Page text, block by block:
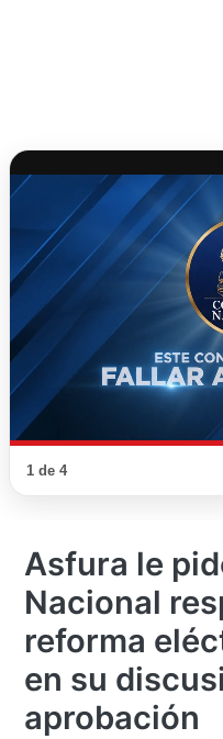
1 de 4
Asfura le
Nacional
reforma
en su
aprobación